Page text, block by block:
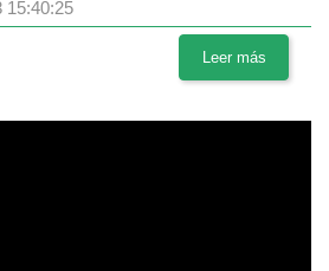
15:40:25
Leer más